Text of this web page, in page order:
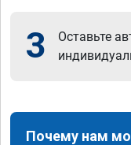
3
Оставьте
Почему нам